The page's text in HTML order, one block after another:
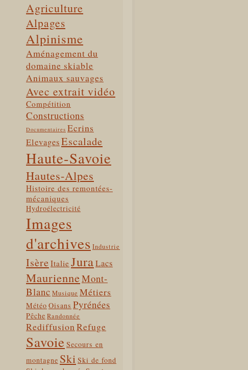
Agriculture
Alpages
Alpinisme
Aménagement du
domaine skiable
Animaux sauvages
Avec extrait vidéo
Compétition
Constructions
Documentaires Ecrins
ElevagesEscalade
Haute-Savoie
Hautes-Alpes
Histoire des remontées-
mécaniques
Hydroélectricité
Images
d'archives Industrie
Isère Italie JuraLacs
MaurienneMont-
Blanc Musique Métiers
Météo Oisans Pyrénées
Pêche Randonnée
RediffusionRefuge
Savoie Secours en
montagne Ski Ski de fond